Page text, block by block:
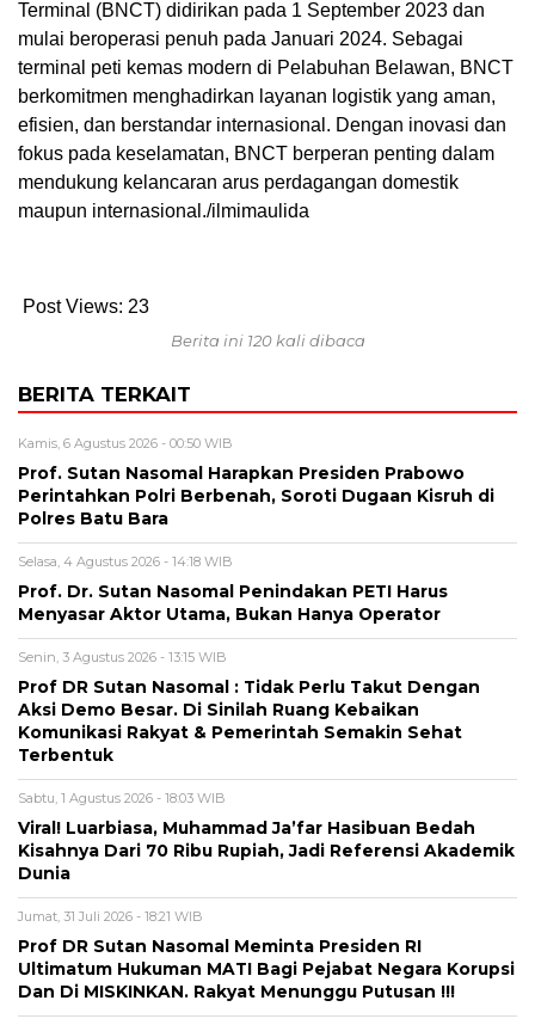
Terminal (BNCT) didirikan pada 1 September 2023 dan
mulai beroperasi penuh pada Januari 2024. Sebagai
terminal peti kemas modern di Pelabuhan Belawan, BNCT
berkomitmen menghadirkan layanan logistik yang aman,
efisien, dan berstandar internasional. Dengan inovasi dan
fokus pada keselamatan, BNCT berperan penting dalam
mendukung kelancaran arus perdagangan domestik
maupun internasional./ilmimaulida
Post Views: 23
Berita ini 120 kali dibaca
BERITA TERKAIT
Kamis, 6 Agustus 2026 - 00:50 WIB
Prof. Sutan Nasomal Harapkan Presiden Prabowo
Perintahkan Polri Berbenah, Soroti Dugaan Kisruh di
Polres Batu Bara
Selasa, 4 Agustus 2026 - 14:18 WIB
Prof. Dr. Sutan Nasomal Penindakan PETI Harus
Menyasar Aktor Utama, Bukan Hanya Operator
Senin, 3 Agustus 2026 - 13:15 WIB
Prof DR Sutan Nasomal : Tidak Perlu Takut Dengan
Aksi Demo Besar. Di Sinilah Ruang Kebaikan
Komunikasi Rakyat & Pemerintah Semakin Sehat
Terbentuk
Sabtu, 1 Agustus 2026 - 18:03 WIB
Viral! Luarbiasa, Muhammad Ja’far Hasibuan Bedah
Kisahnya Dari 70 Ribu Rupiah, Jadi Referensi Akademik
Dunia
Jumat, 31 Juli 2026 - 18:21 WIB
Prof DR Sutan Nasomal Meminta Presiden RI
Ultimatum Hukuman MATI Bagi Pejabat Negara Korupsi
Dan Di MISKINKAN. Rakyat Menunggu Putusan !!!